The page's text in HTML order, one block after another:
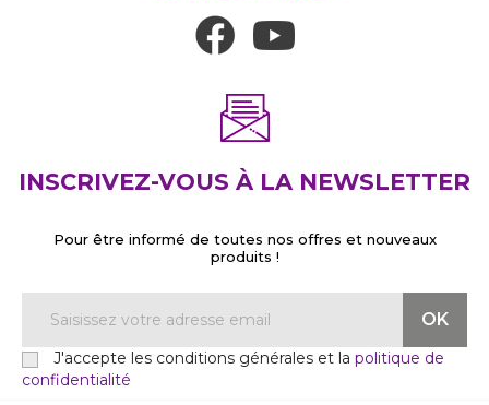
INSCRIVEZ-VOUS À LA NEWSLETTER
Pour être informé de toutes nos offres et nouveaux
produits !
J'accepte les conditions générales et la politique de
confidentialité